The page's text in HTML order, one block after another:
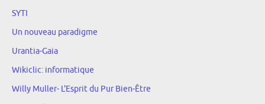
SYTI
Un nouveau paradigme
Urantia-Gaia
Wikiclic: informatique
Willy Muller- L'Esprit du Pur Bien-Être